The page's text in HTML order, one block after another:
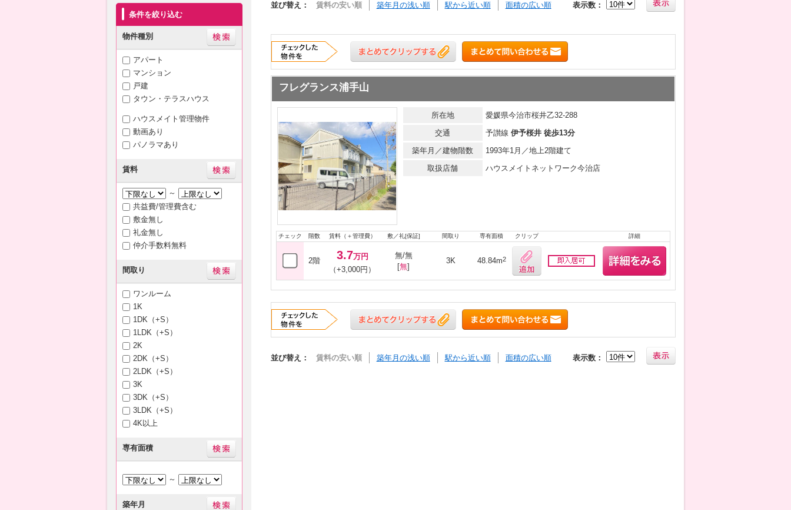
条件を絞り込む
物件種別
アパート
マンション
戸建
タウン・テラスハウス
ハウスメイト管理物件
動画あり
パノラマあり
賃料
～
共益費/管理費含む
敷金無し
礼金無し
仲介手数料無料
間取り
ワンルーム
1K
1DK（+S）
1LDK（+S）
2K
2DK（+S）
2LDK（+S）
3K
3DK（+S）
3LDK（+S）
4K以上
専有面積
～
築年月
並び替え： 賃料の安い順 築年月の浅い順 駅から近い順 面積の広い順 表示数：
フレグランス浦手山
所在地
愛媛県今治市桜井乙32-288
交通
予讃線 伊予桜井 徒歩13分
築年月／建物階数
1993年1月／地上2階建て
取扱店舗
ハウスメイトネットワーク今治店
チェック 階数 賃料（＋管理費） 敷／礼[保証] 間取り 専有面積 クリップ 詳細
2階 3.7万円
（+3,000円）
無/無
[無]
3K 48.84m2
並び替え： 賃料の安い順 築年月の浅い順 駅から近い順 面積の広い順 表示数：